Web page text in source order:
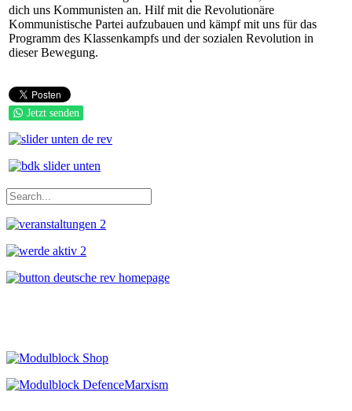
dich uns Kommunisten an. Hilf mit die Revolutionäre
Kommunistische Partei aufzubauen und kämpf mit uns für das
Programm des Klassenkampfs und der sozialen Revolution in
dieser Bewegung.
Jetzt senden